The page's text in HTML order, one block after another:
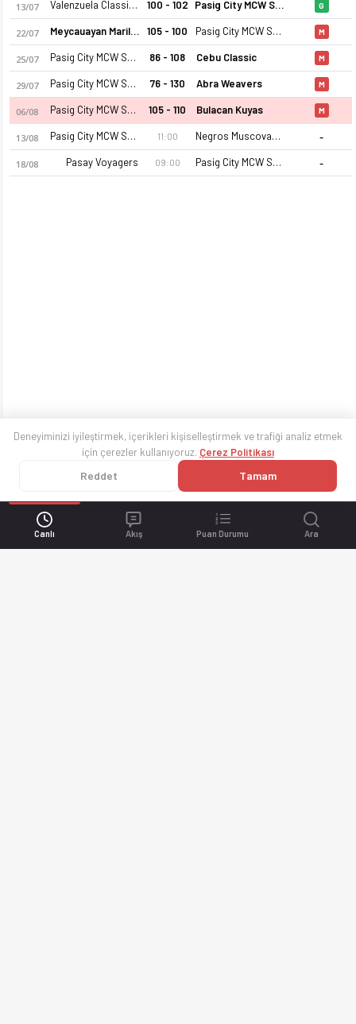
Canlı Akış Puan Durumu Ara
Pasig City MCW Sports 2026 sezonu kadrosu, maç
13/07 Valenzuela Classics 100 - 102 Pasig City MCW Sports G
22/07 Meycauayan Marilao Gems 105 - 100 Pasig City MCW Sports M
25/07 Pasig City MCW Sports 86 - 108 Cebu Classic M
29/07 Pasig City MCW Sports 76 - 130 Abra Weavers M
06/08 Pasig City MCW Sports 105 - 110 Bulacan Kuyas M
13/08 Pasig City MCW Sports 11:00 Negros Muscovados -
18/08 Pasay Voyagers 09:00 Pasig City MCW Sports -
Deneyiminizi iyileştirmek, içerikleri kişiselleştirmek ve trafiği analiz etmek
için çerezler kullanıyoruz. Çerez Politikası
Reddet Tamam